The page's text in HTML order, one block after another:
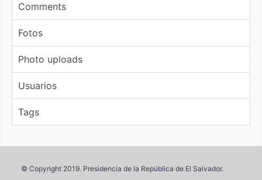
Comments
Fotos
Photo uploads
Usuarios
Tags
© Copyright 2019. Presidencia de la República de El Salvador.